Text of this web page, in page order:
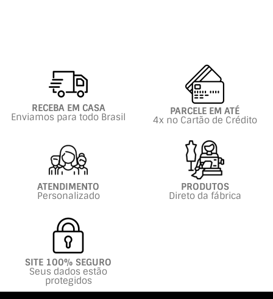
RECEBA EM CASA
Enviamos para todo Brasil PARCELE EM ATÉ
4x no Cartão de Crédito
ATENDIMENTO
Personalizado
PRODUTOS
Direto da fábrica
SITE 100% SEGURO
Seus dados estão
protegidos